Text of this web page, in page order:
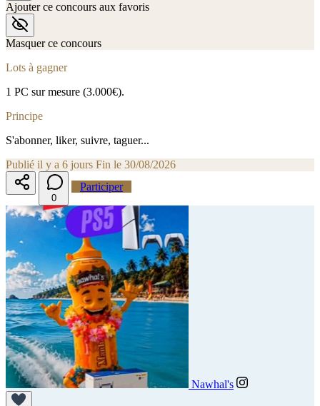
Ajouter ce concours aux favoris
Masquer ce concours
Lots à gagner
1 PC sur mesure (3.000€).
Principe
S'abonner, liker, suivre, taguer...
Publié il y a 6 jours Fin le 30/08/2026
0
Participer
Nawhal's